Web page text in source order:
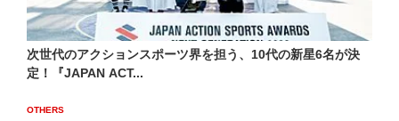
次世代のアクションスポーツ界を担う、10代の新星6名が決
定！『JAPAN ACT...
OTHERS